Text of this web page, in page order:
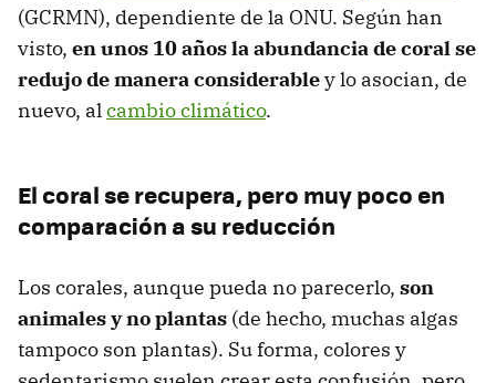
(GCRMN), dependiente de la ONU. Según han
visto, en unos 10 años la abundancia de coral se
redujo de manera considerabley lo asocian, de
nuevo, alcambio climático.
El coral se recupera, pero muy poco en
comparación a su reducción
Los corales, aunque pueda no parecerlo, son
animales y no plantas (de hecho, muchas algas
tampoco son plantas). Su forma, colores y